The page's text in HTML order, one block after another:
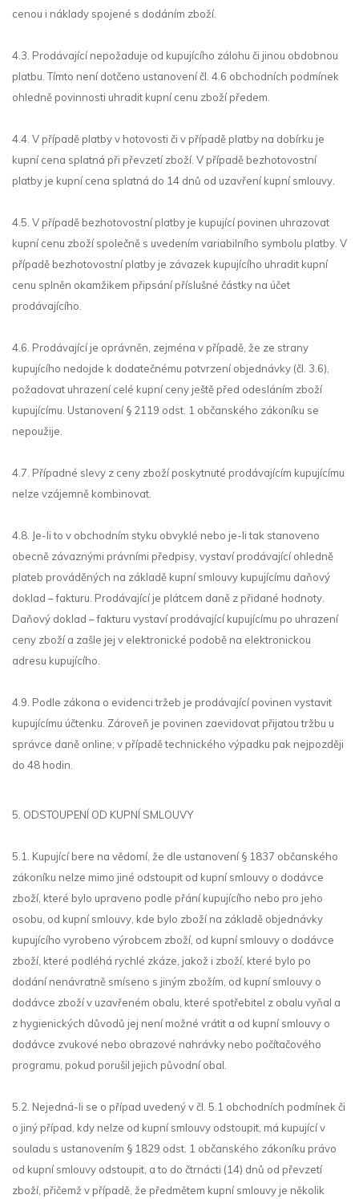
cenou i náklady spojené s dodáním zboží.
4.3. Prodávající nepožaduje od kupujícího zálohu či jinou obdobnou
platbu. Tímto není dotčeno ustanovení čl. 4.6 obchodních podmínek
ohledně povinnosti uhradit kupní cenu zboží předem.
4.4. V případě platby v hotovosti či v případě platby na dobírku je
kupní cena splatná při převzetí zboží. V případě bezhotovostní
platby je kupní cena splatná do 14 dnů od uzavření kupní smlouvy.
4.5. V případě bezhotovostní platby je kupující povinen uhrazovat
kupní cenu zboží společně s uvedením variabilního symbolu platby. V
případě bezhotovostní platby je závazek kupujícího uhradit kupní
cenu splněn okamžikem připsání příslušné částky na účet
prodávajícího.
4.6. Prodávající je oprávněn, zejména v případě, že ze strany
kupujícího nedojde k dodatečnému potvrzení objednávky (čl. 3.6),
požadovat uhrazení celé kupní ceny ještě před odesláním zboží
kupujícímu. Ustanovení § 2119 odst. 1 občanského zákoníku se
nepoužije.
4.7. Případné slevy z ceny zboží poskytnuté prodávajícím kupujícímu
nelze vzájemně kombinovat.
4.8. Je-li to v obchodním styku obvyklé nebo je-li tak stanoveno
obecně závaznými právními předpisy, vystaví prodávající ohledně
plateb prováděných na základě kupní smlouvy kupujícímu daňový
doklad – fakturu. Prodávající je plátcem daně z přidané hodnoty.
Daňový doklad – fakturu vystaví prodávající kupujícímu po uhrazení
ceny zboží a zašle jej v elektronické podobě na elektronickou
adresu kupujícího.
4.9. Podle zákona o evidenci tržeb je prodávající povinen vystavit
kupujícímu účtenku. Zároveň je povinen zaevidovat přijatou tržbu u
správce daně online; v případě technického výpadku pak nejpozději
do 48 hodin.
5. ODSTOUPENÍ OD KUPNÍ SMLOUVY
5.1. Kupující bere na vědomí, že dle ustanovení § 1837 občanského
zákoníku nelze mimo jiné odstoupit od kupní smlouvy o dodávce
zboží, které bylo upraveno podle přání kupujícího nebo pro jeho
osobu, od kupní smlouvy, kde bylo zboží na základě objednávky
kupujícího vyrobeno výrobcem zboží, od kupní smlouvy o dodávce
zboží, které podléhá rychlé zkáze, jakož i zboží, které bylo po
dodání nenávratně smíseno s jiným zbožím, od kupní smlouvy o
dodávce zboží v uzavřeném obalu, které spotřebitel z obalu vyňal a
z hygienických důvodů jej není možné vrátit a od kupní smlouvy o
dodávce zvukové nebo obrazové nahrávky nebo počítačového
programu, pokud porušil jejich původní obal.
5.2. Nejedná-li se o případ uvedený v čl. 5.1 obchodních podmínek či
o jiný případ, kdy nelze od kupní smlouvy odstoupit, má kupující v
souladu s ustanovením § 1829 odst. 1 občanského zákoníku právo
od kupní smlouvy odstoupit, a to do čtrnácti (14) dnů od převzetí
zboží, přičemž v případě, že předmětem kupní smlouvy je několik